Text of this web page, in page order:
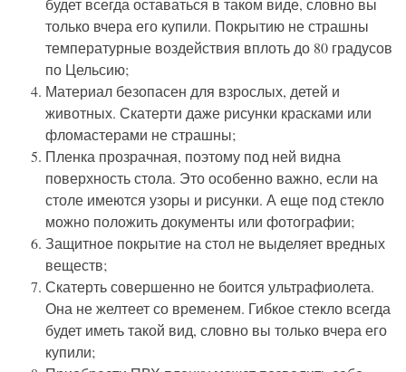
будет всегда оставаться в таком виде, словно вы
только вчера его купили. Покрытию не страшны
температурные воздействия вплоть до 80 градусов
по Цельсию;
Материал безопасен для взрослых, детей и
животных. Скатерти даже рисунки красками или
фломастерами не страшны;
Пленка прозрачная, поэтому под ней видна
поверхность стола. Это особенно важно, если на
столе имеются узоры и рисунки. А еще под стекло
можно положить документы или фотографии;
Защитное покрытие на стол не выделяет вредных
веществ;
Скатерть совершенно не боится ультрафиолета.
Она не желтеет со временем. Гибкое стекло всегда
будет иметь такой вид, словно вы только вчера его
купили;